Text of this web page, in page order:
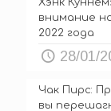
Хэнк
внимание
2022 года
28/01/
Чак Пирс:
вы